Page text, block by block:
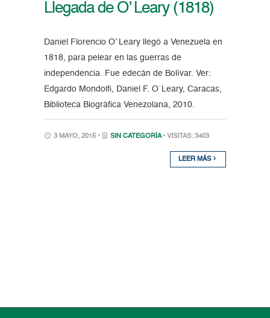
Llegada de O’ Leary (1818)
Daniel Florencio O’ Leary llegó a Venezuela en
1818, para pelear en las guerras de
independencia. Fue edecán de Bolívar. Ver:
Edgardo Mondolfi, Daniel F. O´Leary, Caracas,
Biblioteca Biográfica Venezolana, 2010.
3 MAYO, 2015 • SIN CATEGORÍA • VISITAS: 3403
LEER MÁS